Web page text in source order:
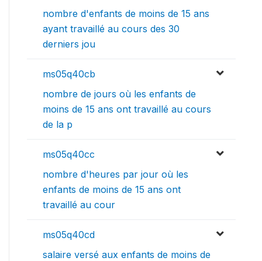
nombre d'enfants de moins de 15 ans
ayant travaillé au cours des 30
derniers jou
ms05q40cb
nombre de jours où les enfants de
moins de 15 ans ont travaillé au cours
de la p
ms05q40cc
nombre d'heures par jour où les
enfants de moins de 15 ans ont
travaillé au cour
ms05q40cd
salaire versé aux enfants de moins de